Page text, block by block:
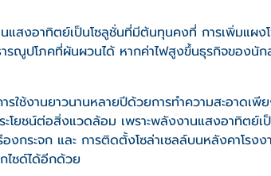
สงอาทิตย์เป็นโซลูชั่นที่มีต้นทุนคงที่ การเพิ่มแผง
รณูปโภคที่ผันผวนได้ หากค่าไฟสูงขึ้นธุรกิจของนัก
รใช้งานยาวนานหลายปีด้วยการทำความสะอาดเ
โยชน์ต่อสิ่งแวดล้อม เพราะพลังงานแสงอาทิตย์เ
งกระจก และ การติดตั้งโซล่าเซลล์บนหลังคาโรง
ไซด์ได้อีกด้วย